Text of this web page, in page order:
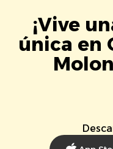
¡Vive
única en